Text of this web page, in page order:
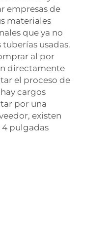
empresas de
materiales
que ya no
usadas.
al por
directamente
el proceso de
cargos
por una
existen
4 pulgadas